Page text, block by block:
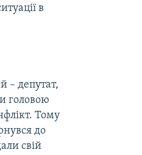
в
– депутат,
головою
Тому
до
свій